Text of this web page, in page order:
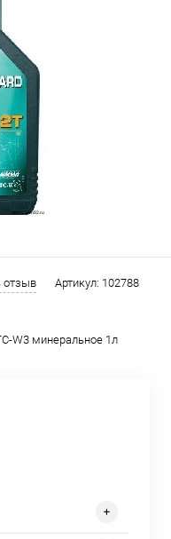
отзыв Артикул: 102788
W3 минеральное 1л